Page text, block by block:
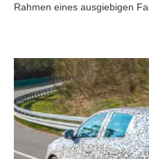
Rahmen eines ausgiebigen